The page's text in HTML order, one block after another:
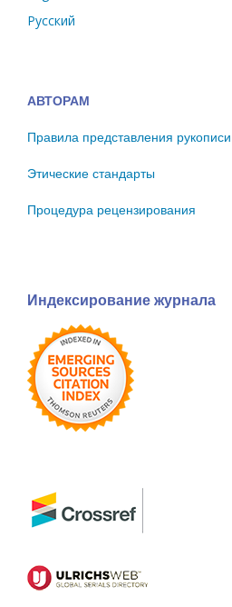
Русский
АВТОРАМ
Правила представления рукописи
Этические стандарты
Процедура рецензирования
Индексирование журнала